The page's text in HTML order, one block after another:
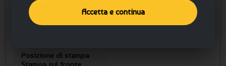
Opzione Stampa
Posizione di stampa
Accetta e continua